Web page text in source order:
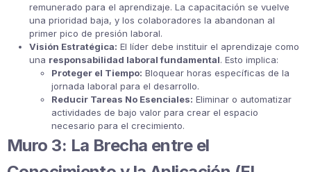
remunerado para el aprendizaje. La capacitación se vuelve
una prioridad baja, y los colaboradores la abandonan al
primer pico de presión laboral.
Visión Estratégica: El líder debe instituir el aprendizaje como
una responsabilidad laboral fundamental. Esto implica:
Proteger el Tiempo: Bloquear horas específicas de la
jornada laboral para el desarrollo.
Reducir Tareas No Esenciales: Eliminar o automatizar
actividades de bajo valor para crear el espacio
necesario para el crecimiento.
Muro 3: La Brecha entre el